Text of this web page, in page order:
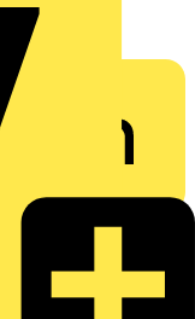
zu Branchennews,
– alles auf einer